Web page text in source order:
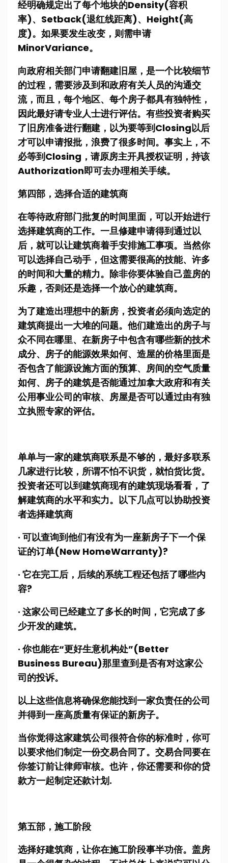
经明确规定出了每个地块的Density(容积
率)、Setback(退红线距离)、Height(高
度)。如果要发生改变，则需申请
MinorVariance。
向政府相关部门申请翻建旧屋，是一个比较细节
的过程，需要涉及到和政府有关人员的沟通交
流，而且，每个地区、每个房子都具有独特性，
因此最好请专业人士进行评估。有些投资者购买
了旧房准备进行翻建，以为要等到Closing以后
才可以申请报批，浪费了很多时间。事实上，不
必等到Closing，请原房主开具授权证明，持该
Authorization即可去办理相关手续。
第四部，选择合适的建筑商
在等待政府部门批复的时间里面，可以开始进行
选择建筑商的工作。一旦修建申请得到通过以
后，就可以让建筑商着手安排施工事项。当然你
可以选择自己动手，但这需要很高的技能、许多
的时间和大量的精力。除非你要体验自己盖房的
乐趣，否则还是选择一个放心的建筑商。
为了建造出理想中的新房，投资者必须向选定的
建筑商提出一大堆的问题。他们建造出的房子与
众不同在哪里、在新房子中包含有哪些新的技术
成分、房子的能源效果如何、造屋的价格里面是
否包含了能源设施方面的预算、房间的空气质量
如何、房子的建筑是否能通过加拿大政府和有关
公用事业公司的审核、房屋是否可以通过由有独
立执照专家的评估。
单单与一家的建筑商联系是不够的，最好多联系
几家进行比较，所谓不怕不识货，就怕货比货。
投资者还可以到建筑商现有的建筑现场看看，了
解建筑商的水平和实力。以下几点可以协助投资
者选择建筑商
· 可以查询到他们有没有为一座新房子下一个保
证的订单(New HomeWarranty)?
· 它在完工后，后续的系统工程还包括了哪些内
容?
· 这家公司已经建立了多长的时间，它完成了多
少开发的建筑。
· 你也能在“更好生意机构处”(Better
Business Bureau)那里查到是否有对这家公
司的投诉。
以上这些信息将确保您能找到一家负责任的公司
并得到一座高质量有保证的新房子。
当你觉得这家建筑公司很符合你的标准时，你可
以要求他们制定一份交易合同了。交易合同要在
你签订前让律师审核。也许，你还需要和你的贷
款方一起制定还款计划.
第五部，施工阶段
选择好建筑商，让你在施工阶段事半功倍。盖房